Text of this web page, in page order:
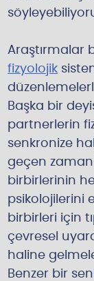
Araştırmalar
fizyolojik
Başka bir
partnerlerin
senkronize
geçen
birbirlerinin
psikolojilerini
birbirleri için
çevresel
haline
Benzer bir